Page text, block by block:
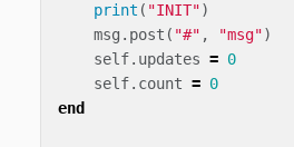
print ( "INIT")
msg . post ( "#" , "msg")
self. updates = 0
self. count = 0
end